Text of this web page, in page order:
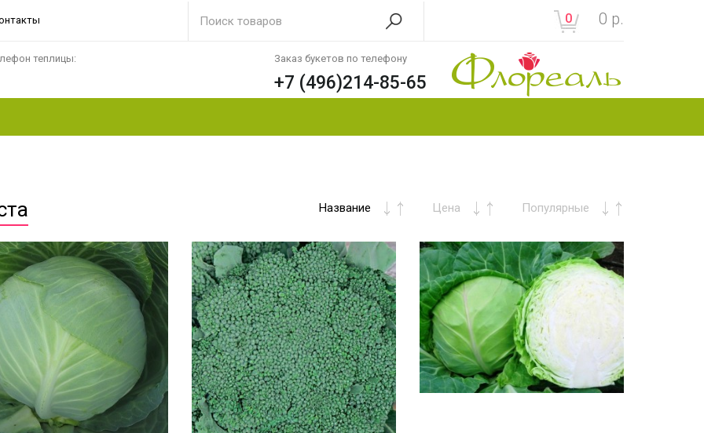
0 0 р.
теплицы: Заказ букетов по телефону
+7 (496)214-85-65
Название Цена Популярные